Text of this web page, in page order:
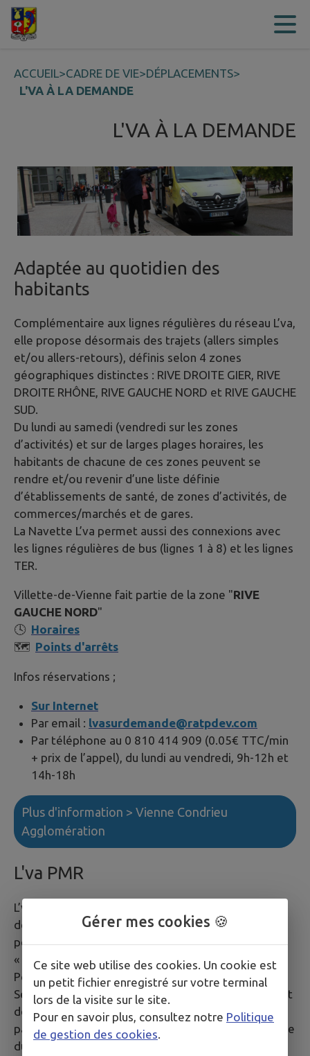
Contenu
ACCUEIL>CADRE DE VIE>DÉPLACEMENTS>
L'VA À LA DEMANDE
L'VA À LA DEMANDE
Adaptée au quotidien des
habitants
Complémentaire aux lignes régulières du réseau L’va,
elle propose désormais des trajets (allers simples
et/ou allers-retours), définis selon 4 zones
géographiques distinctes : RIVE DROITE GIER, RIVE
DROITE RHÔNE, RIVE GAUCHE NORD et RIVE GAUCHE
SUD.
Du lundi au samedi (vendredi sur les zones
d’activités) et sur de larges plages horaires, les
habitants de chacune de ces zones peuvent se
rendre et/ou revenir d’une liste définie
d’établissements de santé, de zones d’activités, de
commerces/marchés et de gares.
La Navette L’va permet aussi des connexions avec
les lignes régulières de bus (lignes 1 à 8) et les lignes
TER.
Villette-de-Vienne fait partie de la zone "RIVE
GAUCHE NORD"
🕓 Horaires
🗺 Points d'arrêts
Infos réservations ;
Sur Internet
Par email : lvasurdemande@ratpdev.com
Par téléphone au 0 810 414 909 (0.05€ TTC/min
+ prix de l’appel), du lundi au vendredi, 9h-12h et
14h-18h
Plus d'information > Vienne Condrieu
Agglomération
L'va PMR
L’va Service PMR s’adresse aux personnes se
déplaçant uniquement en fauteuil roulant ou aux
personnes mal voyantes titulaires de la carte cécité
« étoile verte ».
Pour des raisons de sécurité, le personnel L’va
Service PMR se limite à l’accueil lors de la montée et
de la descente du véhicule.Le conducteur ne peut
pas changer son trajet initial et ne peut faire de halte
durant le parcours à la convenance de l’utilisateur.
Gérer mes cookies 🍪
Ce site web utilise des cookies. Un cookie est
un petit fichier enregistré sur votre terminal
lors de la visite sur le site.
Pour en savoir plus, consultez notre Politique
de gestion des cookies.